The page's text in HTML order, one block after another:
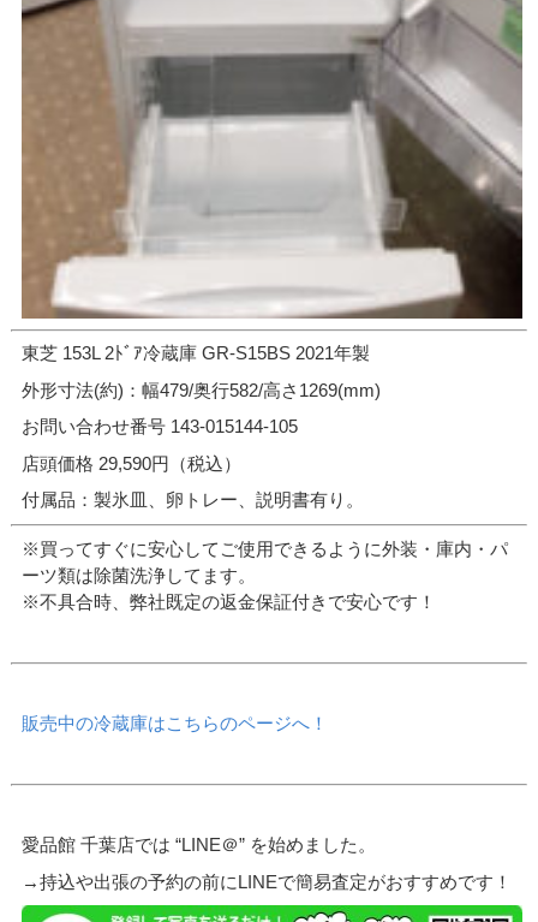
東芝 153L 2ﾄﾞｱ冷蔵庫 GR-S15BS 2021年製
外形寸法(約)：幅479/奥行582/高さ1269(mm)
お問い合わせ番号 143-015144-105
店頭価格 29,590円（税込）
付属品：製氷皿、卵トレー、説明書有り。
※買ってすぐに安心してご使用できるように外装・庫内・パ
ーツ類は除菌洗浄してます。
※不具合時、弊社既定の返金保証付きで安心です！
販売中の冷蔵庫はこちらのページへ！
愛品館 千葉店では “LINE＠” を始めました。
→持込や出張の予約の前にLINEで簡易査定がおすすめです！